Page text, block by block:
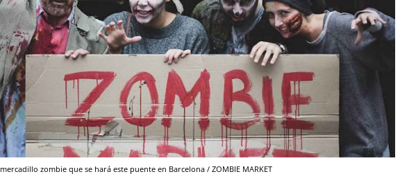
zombie que se hará este puente en Barcelona / ZOMBIE MARKET